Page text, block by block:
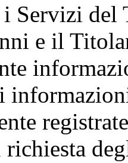
Servizi del
e il
richiesta